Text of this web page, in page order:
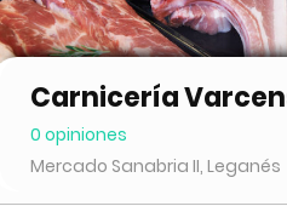
Carnicería
0 opiniones
Mercado Sanabria II, Leganés